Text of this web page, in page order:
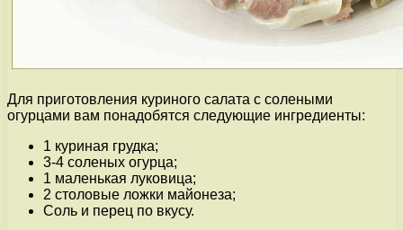
Для приготовления куриного салата с солеными
огурцами вам понадобятся следующие ингредиенты:
1 куриная грудка;
3-4 соленых огурца;
1 маленькая луковица;
2 столовые ложки майонеза;
Соль и перец по вкусу.